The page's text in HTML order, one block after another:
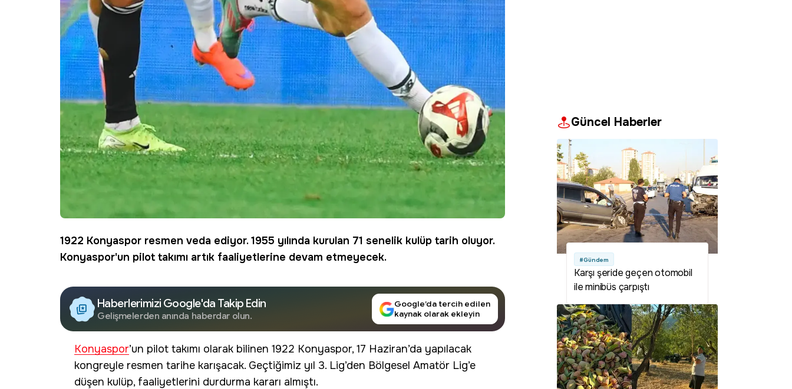
1922 Konyaspor resmen veda ediyor. 1955 yılında kurulan 71 senelik kulüp tarih oluyor.
Konyaspor'un pilot takımı artık faaliyetlerine devam etmeyecek.
Haberlerimizi Google'da Takip Edin
Gelişmelerden anında haberdar olun.
Google’da tercih edilen
kaynak olarak ekleyin
Konyaspor’un pilot takımı olarak bilinen 1922 Konyaspor, 17 Haziran’da yapılacak
kongreyle resmen tarihe karışacak. Geçtiğimiz yıl 3. Lig’den Bölgesel Amatör Lig’e
düşen kulüp, faaliyetlerini durdurma kararı almıştı.
Güncel Haberler
#Gündem
Karşı şeride geçen otomobil
ile minibüs çarpıştı